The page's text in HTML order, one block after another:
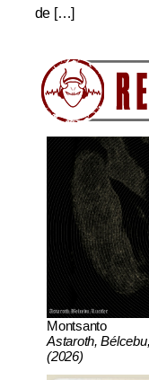
de […]
Montsanto
Astaroth,
(2026)